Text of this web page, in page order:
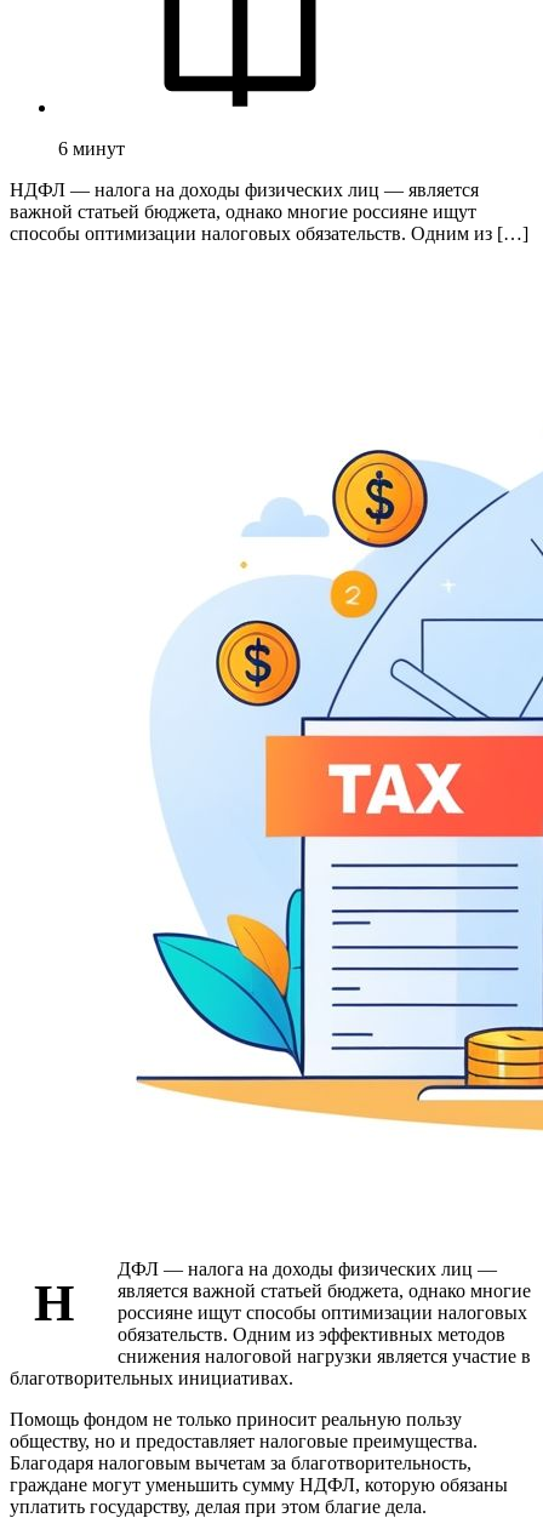
6 минут
НДФЛ — налога на доходы физических лиц — является
важной статьей бюджета, однако многие россияне ищут
способы оптимизации налоговых обязательств. Одним из […]
Н
ДФЛ — налога на доходы физических лиц —
является важной статьей бюджета, однако многие
россияне ищут способы оптимизации налоговых
обязательств. Одним из эффективных методов
снижения налоговой нагрузки является участие в
благотворительных инициативах.
Помощь фондом не только приносит реальную пользу
обществу, но и предоставляет налоговые преимущества.
Благодаря налоговым вычетам за благотворительность,
граждане могут уменьшить сумму НДФЛ, которую обязаны
уплатить государству, делая при этом благие дела.